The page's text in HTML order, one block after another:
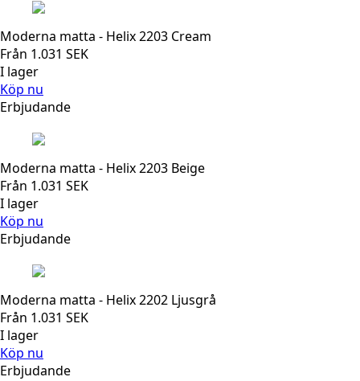
Moderna matta - Helix 2203 Cream
Från 1.031 SEK
I lager
Köp nu
Erbjudande
Moderna matta - Helix 2203 Beige
Från 1.031 SEK
I lager
Köp nu
Erbjudande
Moderna matta - Helix 2202 Ljusgrå
Från 1.031 SEK
I lager
Köp nu
Erbjudande